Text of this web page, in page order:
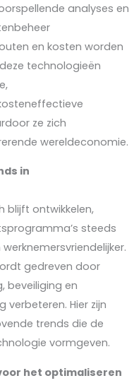
analyses en
en kosten worden
technologieën
ze zich
wereldeconomie.
in
blijft ontwikkelen,
steeds
gedreven door
beveiliging en
Hier zijn
trends die de
vormgeven.
het optimaliseren